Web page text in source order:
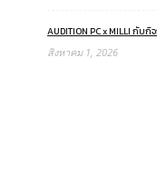
AUDITION PC x MILLI กับ
สิงหาคม 1, 2026